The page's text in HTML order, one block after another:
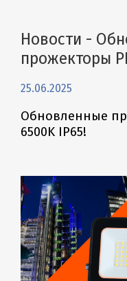
Новости -
прожекторы
25.06.2025
Обновленные
6500K IP65!